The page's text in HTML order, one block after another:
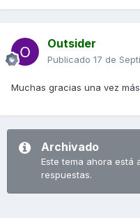
Outsider
Publicado 17 de
Muchas gracias una vez
Archivado
Este tema ahora está
respuestas.